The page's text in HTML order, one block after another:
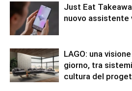
Just Eat
nuovo assistente
LAGO: una
giorno, tra
cultura del